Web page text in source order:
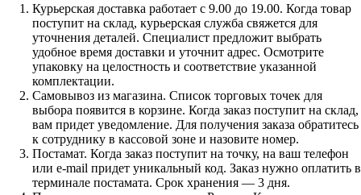
Курьерская доставка работает с 9.00 до 19.00. Когда товар
поступит на склад, курьерская служба свяжется для
уточнения деталей. Специалист предложит выбрать
удобное время доставки и уточнит адрес. Осмотрите
упаковку на целостность и соответствие указанной
комплектации.
Самовывоз из магазина. Список торговых точек для
выбора появится в корзине. Когда заказ поступит на склад,
вам придет уведомление. Для получения заказа обратитесь
к сотруднику в кассовой зоне и назовите номер.
Постамат. Когда заказ поступит на точку, на ваш телефон
или e-mail придет уникальный код. Заказ нужно оплатить в
терминале постамата. Срок хранения — 3 дня.